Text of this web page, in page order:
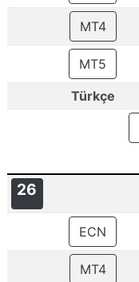
MT4
MT5
Türkçe
26
ECN
MT4